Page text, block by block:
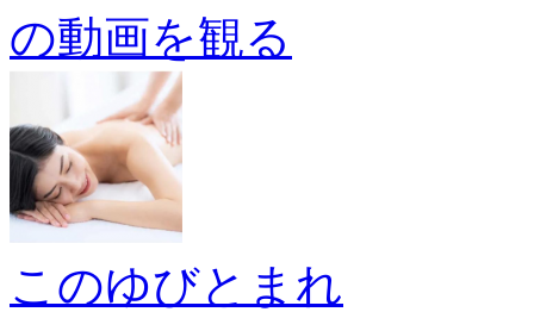
の動画を観る
このゆびとまれ